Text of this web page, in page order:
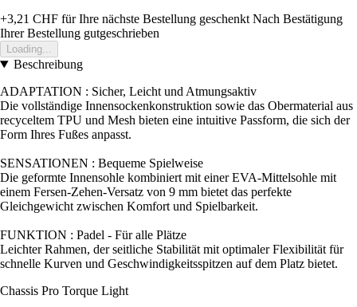
+3,21 CHF für Ihre nächste Bestellung geschenkt Nach Bestätigung
Ihrer Bestellung gutgeschrieben
Loading...
Beschreibung
ADAPTATION : Sicher, Leicht und Atmungsaktiv
Die vollständige Innensockenkonstruktion sowie das Obermaterial aus
recyceltem TPU und Mesh bieten eine intuitive Passform, die sich der
Form Ihres Fußes anpasst.
SENSATIONEN : Bequeme Spielweise
Die geformte Innensohle kombiniert mit einer EVA-Mittelsohle mit
einem Fersen-Zehen-Versatz von 9 mm bietet das perfekte
Gleichgewicht zwischen Komfort und Spielbarkeit.
FUNKTION : Padel - Für alle Plätze
Leichter Rahmen, der seitliche Stabilität mit optimaler Flexibilität für
schnelle Kurven und Geschwindigkeitsspitzen auf dem Platz bietet.
Chassis Pro Torque Light